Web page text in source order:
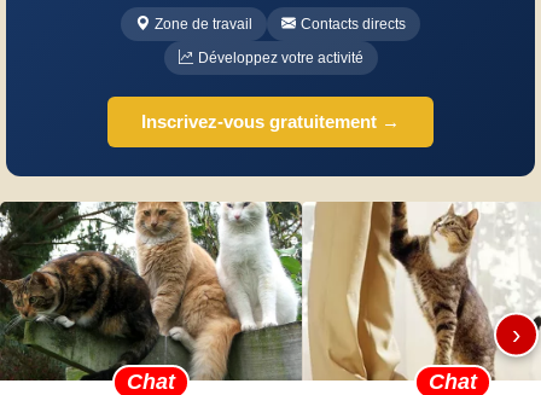
Zone de travail
Contacts directs
Développez votre activité
Inscrivez-vous gratuitement →
Chat Chat
›